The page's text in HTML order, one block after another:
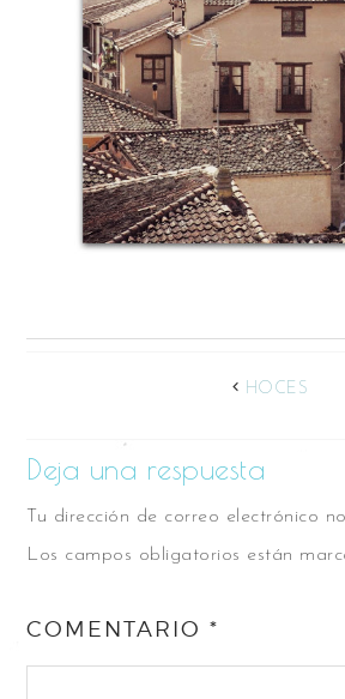
HOCES
Deja una respuesta
Tu dirección de correo electrónico
Los campos obligatorios están
COMENTARIO*